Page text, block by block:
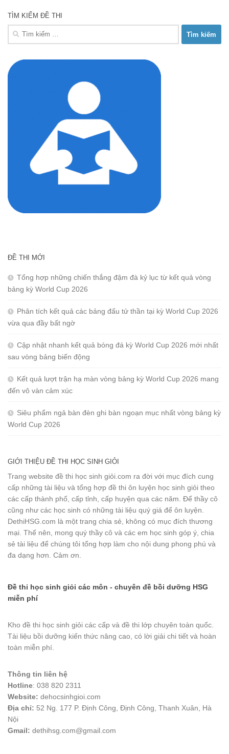
TÌM KIẾM ĐỀ THI
Tìm
ĐỀ THI MỚI
Tổng hợp những chiến thắng đậm đà kỷ lục từ kết quả vòng
bảng kỳ World Cup 2026
Phân tích kết quả các bảng đấu tử thần tại kỳ World Cup 2026
vừa qua đầy bất ngờ
Cập nhật nhanh kết quả bóng đá kỳ World Cup 2026 mới nhất
sau vòng bảng biến động
Kết quả lượt trận hạ màn vòng bảng kỳ World Cup 2026 mang
đến vô vàn cảm xúc
Siêu phẩm ngả bàn đèn ghi bàn ngoạn mục nhất vòng bảng kỳ
World Cup 2026
GIỚI THIỆU ĐỀ THI HỌC SINH GIỎI
Trang website đề thi học sinh giỏi.com ra đời với mục đích cung
cấp những tài liệu và tổng hợp đề thi ôn luyện học sinh giỏi theo
các cấp thành phố, cấp tỉnh, cấp huyện qua các năm. Để thầy cô
cũng như các học sinh có những tài liệu quý giá để ôn luyện.
DethiHSG.com là một trang chia sẻ, không có mục đích thương
mại. Thế nên, mong quý thầy cô và các em học sinh góp ý, chia
sẻ tài liệu để chúng tôi tổng hợp làm cho nội dung phong phú và
đa dạng hơn. Cảm ơn.
Đề thi học sinh giỏi các môn - chuyên đề bồi dưỡng HSG
miễn phí
Kho đề thi học sinh giỏi các cấp và đề thi lớp chuyên toàn quốc.
Tài liệu bồi dưỡng kiến thức nâng cao, có lời giải chi tiết và hoàn
toàn miễn phí.
Thông tin liên hệ
Hotline: 038 820 2311
Website: dehocsinhgioi.com
Địa chỉ: 52 Ng. 177 P. Định Công, Định Công, Thanh Xuân, Hà
Nội
Gmail: dethihsg.com@gmail.com